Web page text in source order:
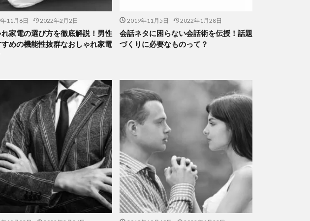
11月6日 2022年2月2日
れ家電の選び方を徹底解説！男性
すめの機能性抜群なおしゃれ家電
2019年11月5日 2022年1月28日
会話ネタに困らない会話術を伝授！話題
づくりに必要なものって？